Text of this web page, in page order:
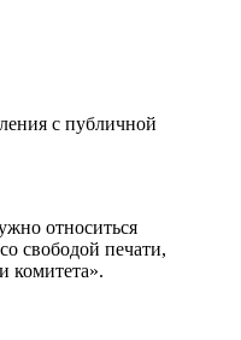
с публичной
относиться
свободой печати,
комитета».